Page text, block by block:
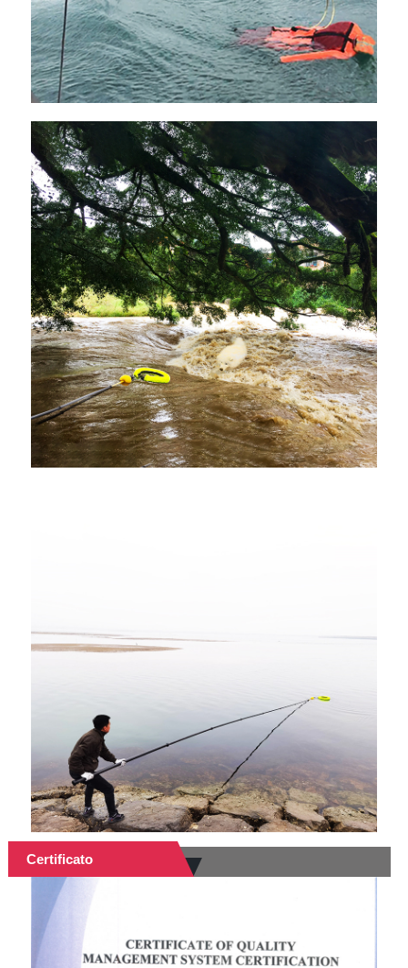
Certificato